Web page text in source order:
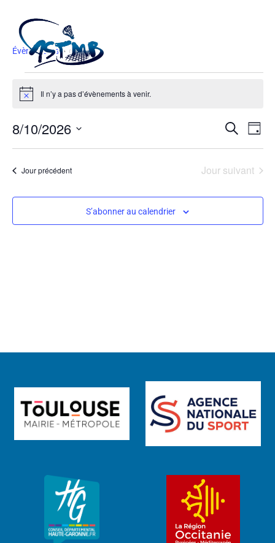
Court
Évènements court
Notice Il n’y a pas d’évènements à venir.
Et
De
Vues
Recherche
de
Jour
8/10/2026
une
Jour précédent
Jour suivant
S’abonner au calendrier